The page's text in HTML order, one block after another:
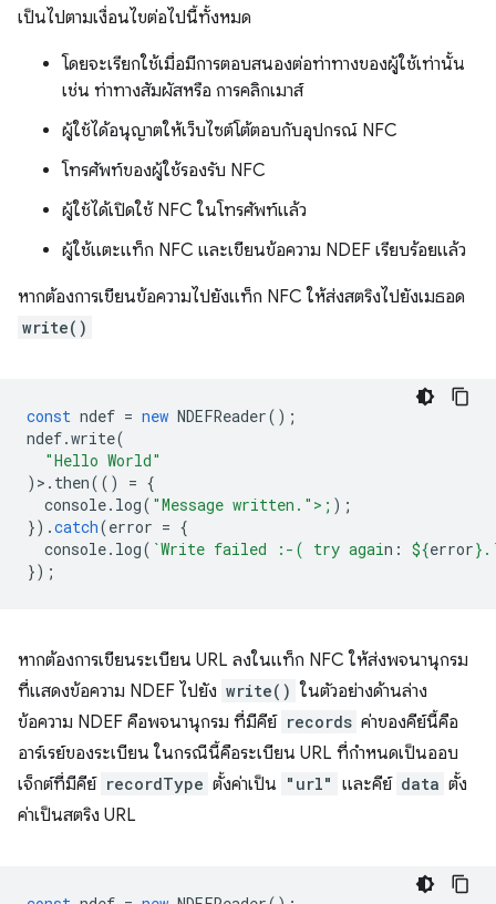
เป็นไปตามเงื่อนไขต่อไปนี้ทั้งหมด
โดยจะเรียกใช้เมื่อมีการตอบสนองต่อท่าทางของผู้ใช้เท่านั้น
เช่น ท่าทางสัมผัสหรือ การคลิกเมาส์
ผู้ใช้ได้อนุญาตให้เว็บไซต์โต้ตอบกับอุปกรณ์ NFC
โทรศัพท์ของผู้ใช้รองรับ NFC
ผู้ใช้ได้เปิดใช้ NFC ในโทรศัพท์แล้ว
ผู้ใช้แตะแท็ก NFC และเขียนข้อความ NDEF เรียบร้อยแล้ว
หากต้องการเขียนข้อความไปยังแท็ก NFC ให้ส่งสตริงไปยังเมธอด
write()
const ndef = new NDEFReader();
ndef.write(
"Hello World"
)>. then(() = {
console. log( "Message written.">; );
}).catch(error = {
console. log( `Write failed :-( try again: ${error}
});
หากต้องการเขียนระเบียน URL ลงในแท็ก NFC ให้ส่งพจนานุกรม
ที่แสดงข้อความ NDEF ไปยัง write() ในตัวอย่างด้านล่าง
ข้อความ NDEF คือพจนานุกรม ที่มีคีย์ records ค่าของคีย์นี้คือ
อาร์เรย์ของระเบียน ในกรณีนี้คือระเบียน URL ที่กำหนดเป็นออบ
เจ็กต์ที่มีคีย์ recordType ตั้งค่าเป็น "url" และคีย์ data ตั้ง
ค่าเป็นสตริง URL